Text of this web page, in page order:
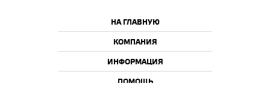
НА ГЛАВНУЮ
КОМПАНИЯ
ИНФОРМАЦИЯ
ПОМОЩЬ